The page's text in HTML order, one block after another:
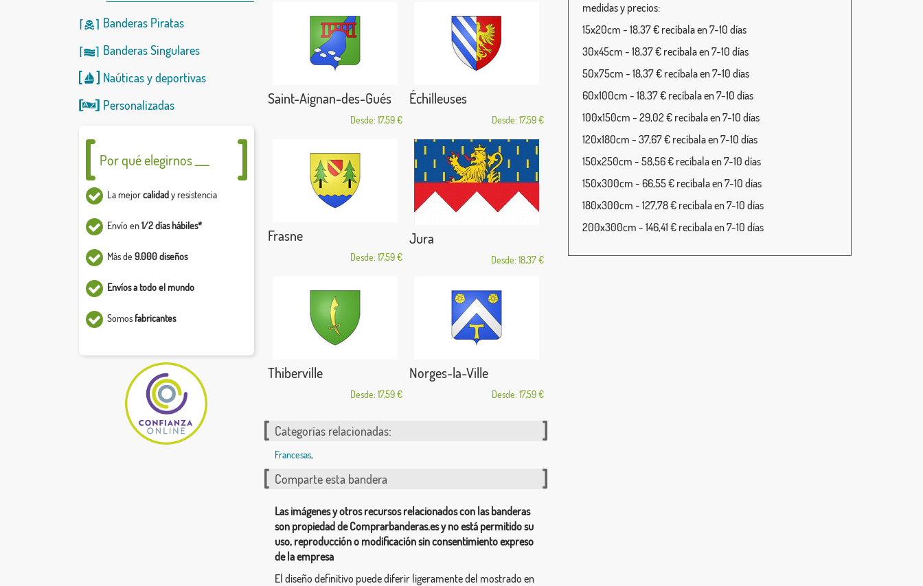
Banderas Piratas
Banderas Singulares
Naúticasydeportivas
Personalizadas
Por qué elegirnos ___
La mejorcalidady resistencia
Envío en1/2 días hábiles*
Más de 9.000 diseños
Envíos a todo el mundo
Somosfabricantes
Saint-Aignan-des-Gués
Desde: 17,59 €
Échilleuses
Desde: 17,59 €
Frasne
Desde: 17,59 €
Jura
Desde: 18,37 €
Thiberville
Desde: 17,59 €
Norges-la-Ville
Desde: 17,59 €
Categorías relacionadas:
Francesas,
Comparte esta bandera
Las imágenes y otros recursos relacionados con las banderas
son propiedad de Comprarbanderas.es y no está permitido su
uso, reproducción o modificación sin consentimiento expreso
de la empresa
El diseño definitivo puede diferir ligeramente del mostrado en
medidas y precios:
15x20cm - 18,37 € recíbala en 7-10 días
30x45cm - 18,37 € recíbala en 7-10 días
50x75cm - 18,37 € recíbala en 7-10 días
60x100cm - 18,37 € recíbala en 7-10 días
100x150cm - 29,02 € recíbala en 7-10 días
120x180cm - 37,67 € recíbala en 7-10 días
150x250cm - 58,56 € recíbala en 7-10 días
150x300cm - 66,55 € recíbala en 7-10 días
180x300cm - 127,78 € recíbala en 7-10 días
200x300cm - 146,41 € recíbala en 7-10 días